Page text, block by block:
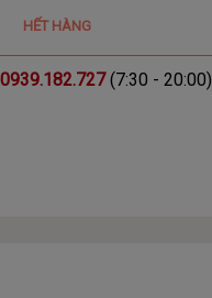
HẾT HÀNG
0939.182.727(7:30 - 20:00)